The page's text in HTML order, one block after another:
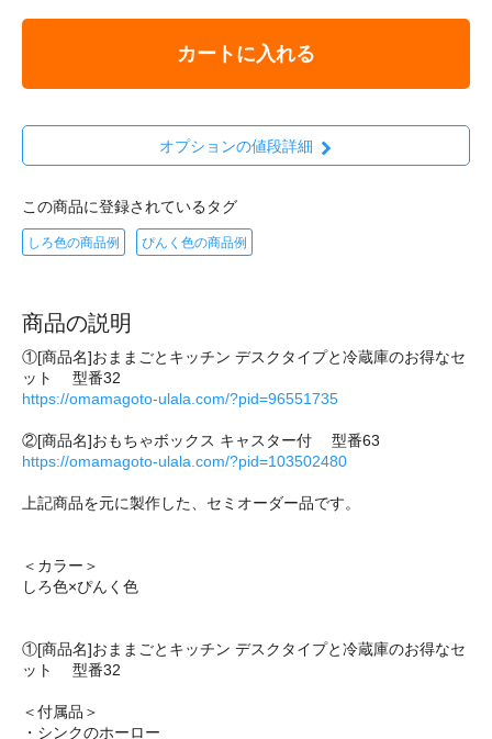
カートに入れる
オプションの値段詳細
この商品に登録されているタグ
しろ色の商品例 ぴんく色の商品例
商品の説明
①[商品名]おままごとキッチン デスクタイプと冷蔵庫のお得なセ
ット 型番32
https://omamagoto-ulala.com/?pid=96551735
②[商品名]おもちゃボックス キャスター付 型番63
https://omamagoto-ulala.com/?pid=103502480
上記商品を元に製作した、セミオーダー品です。
＜カラー＞
しろ色×ぴんく色
①[商品名]おままごとキッチン デスクタイプと冷蔵庫のお得なセ
ット 型番32
＜付属品＞
・シンクのホーロー